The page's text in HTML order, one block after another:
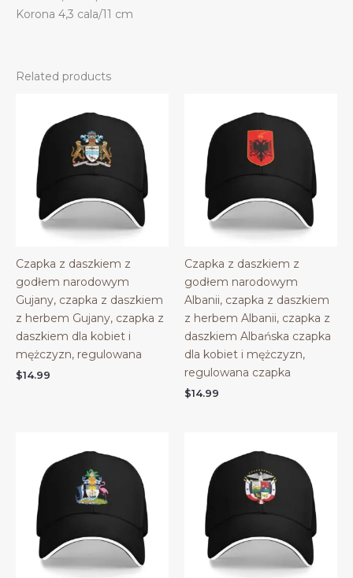
Korona 4,3 cala/11 cm
Related products
Czapka z daszkiem z
godłem narodowym
Gujany, czapka z daszkiem
z herbem Gujany, czapka z
daszkiem dla kobiet i
mężczyzn, regulowana
$14.99
Czapka z daszkiem z
godłem narodowym
Albanii, czapka z daszkiem
z herbem Albanii, czapka z
daszkiem Albańska czapka
dla kobiet i mężczyzn,
regulowana czapka
$14.99